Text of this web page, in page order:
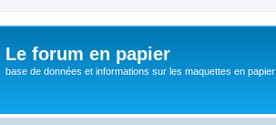
Le forum en papier
base de données et informations sur les maquettes en papier